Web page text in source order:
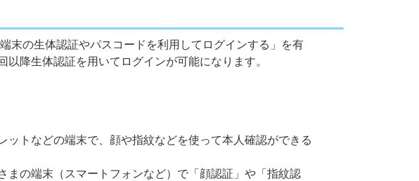
末の生体認証やパスコードを利用してログインする」を有
降生体認証を用いてログインが可能になります。
ットなどの端末で、顔や指紋などを使って本人確認ができる
まの端末（スマートフォンなど）で「顔認証」や「指紋認